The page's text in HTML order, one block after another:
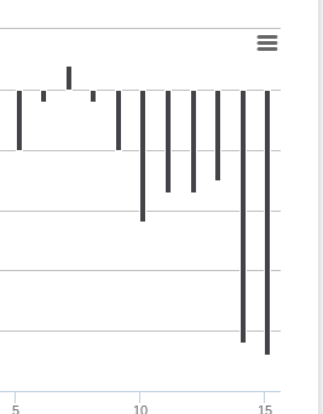
5 10 15